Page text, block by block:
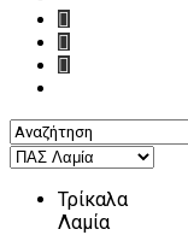
Τρίκαλα
Λαμία